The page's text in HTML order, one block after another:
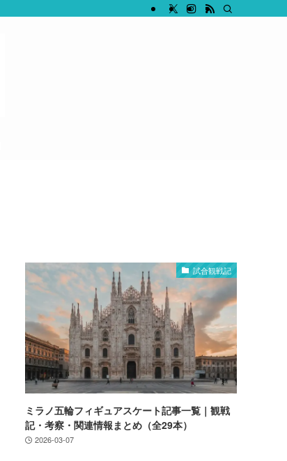
試合観戦記
ミラノ五輪フィギュアスケート記事一覧｜観戦
記・考察・関連情報まとめ（全29本）
2026-03-07